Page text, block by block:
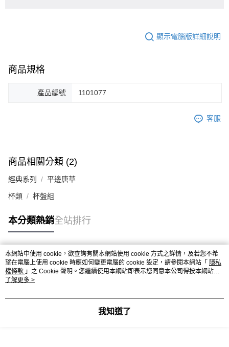
顯示電腦版詳細說明
商品規格
產品編號 1101077
客服
商品相關分類 (2)
經典系列 平邊唐草
杯類 杯盤組
本分類熱銷全站排行
熱門標籤
本網站中使用 cookie，欲查詢有關本網站使用 cookie 方式之詳情，及若您不希
望在電腦上使用 cookie 時應如何變更電腦的 cookie 設定，請參閱本網站「 隱私
權條款 」之 Cookie 聲明。您繼續使用本網站即表示您同意本公司得按本網站使
用條款之 Cookie 聲明使用 cookie。
了解更多 >
我知道了